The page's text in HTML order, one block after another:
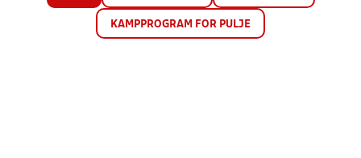
KAMPPROGRAM FOR PULJE